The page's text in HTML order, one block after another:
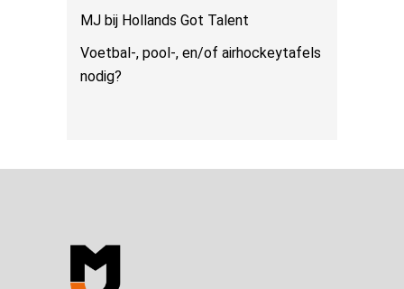
MJ bij Hollands Got Talent
Voetbal-, pool-, en/of airhockeytafels
nodig?